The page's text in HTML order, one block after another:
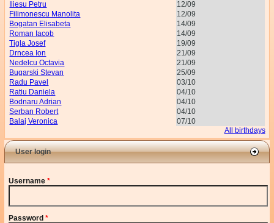
Iliesu Petru
12/09
Filimonescu Manolita
12/09
Bogatan Elisabeta
14/09
Roman Iacob
14/09
Tigla Josef
19/09
Drncea Ion
21/09
Nedelcu Octavia
21/09
Bugarski Stevan
25/09
Radu Pavel
03/10
Ratiu Daniela
04/10
Bodnaru Adrian
04/10
Serban Robert
04/10
Balaj Veronica
07/10
All birthdays
User login
Username*
Password*